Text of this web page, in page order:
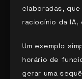
elaboradas,
raciocínio da
Um exemplo
horário de
gerar uma